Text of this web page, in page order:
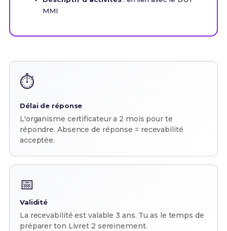
MMI
⏱️
Délai de réponse
L'organisme certificateur a 2 mois pour te
répondre. Absence de réponse = recevabilité
acceptée.
📅
Validité
La recevabilité est valable 3 ans. Tu as le temps de
préparer ton Livret 2 sereinement.